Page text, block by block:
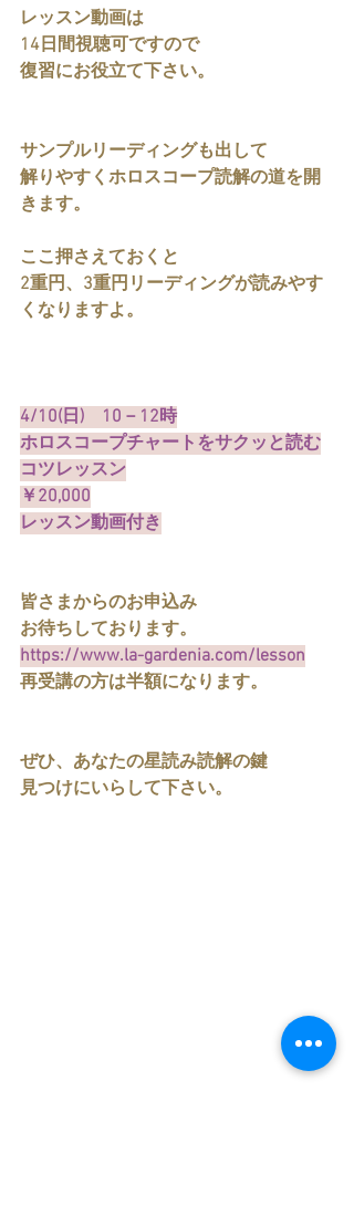
レッスン動画は
14日間視聴可ですので
復習にお役立て下さい。
サンプルリーディングも出して
解りやすくホロスコープ読解の道を開
きます。
ここ押さえておくと
2重円、3重円リーディングが読みやす
くなりますよ。
4/10(日)　10－12時
ホロスコープチャートをサクッと読む
コツレッスン
￥20,000
レッスン動画付き
皆さまからのお申込み
お待ちしております。
https://www.la-gardenia.com/lesson
再受講の方は半額になります。
ぜひ、あなたの星読み読解の鍵
見つけにいらして下さい。